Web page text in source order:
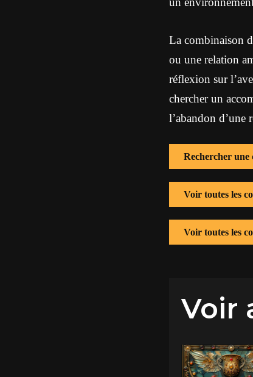
La combinaison
ou une relation
réflexion sur
chercher un
l’abandon
Rechercher une
Voir toutes les
Voir toutes les